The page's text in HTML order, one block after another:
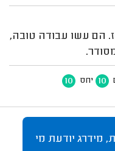
הם עשו עבודה טובה,
10 יחס 10
מידרג יודעת מי